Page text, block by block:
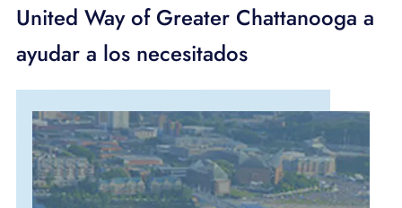
Teléfono
APOYO
IDIOMA
United Way of Greater Chattanooga a
ayudar a los necesitados